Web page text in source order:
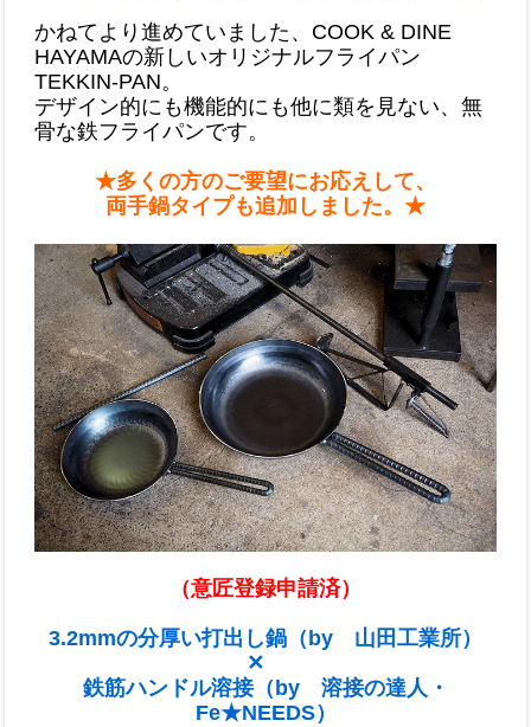
かねてより進めていました、COOK & DINE
HAYAMAの新しいオリジナルフライパン
TEKKIN-PAN。
デザイン的にも機能的にも他に類を見ない、無
骨な鉄フライパンです。
★多くの方のご要望にお応えして、
両手鍋タイプも追加しました。★
（意匠登録申請済）
3.2mmの分厚い打出し鍋（by 山田工業所）
✕
鉄筋ハンドル溶接（by 溶接の達人・
Fe★NEEDS）